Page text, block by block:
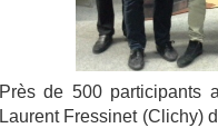
Près de 500 participants
Laurent Fressinet (Clichy)